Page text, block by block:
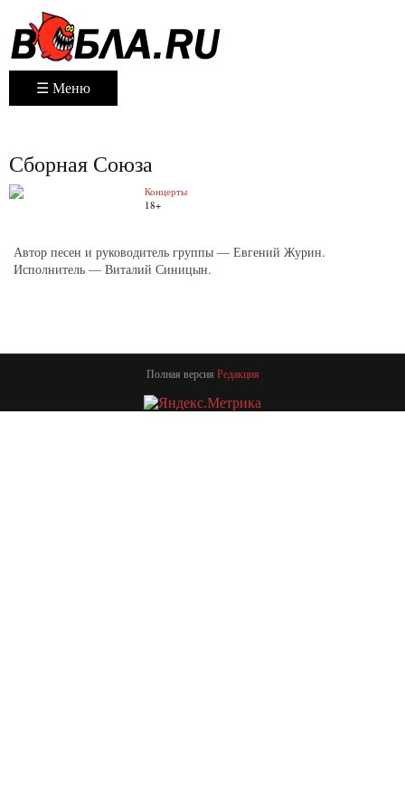
☰ Меню
Сборная Союза
Концерты
18+
Автор песен и руководитель группы — Евгений Журин.
Исполнитель — Виталий Синицын.
Полная версия Редакция